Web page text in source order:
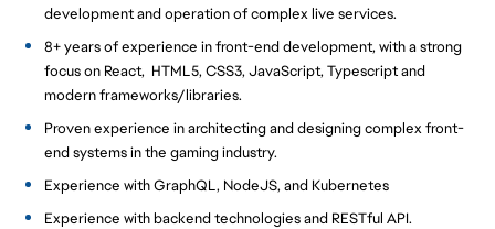
development and operation of complex live services.
8+ years of experience in front-end development, with a strong
focus on React, HTML5, CSS3, JavaScript, Typescript and
modern frameworks/libraries.
Proven experience in architecting and designing complex front-
end systems in the gaming industry.
Experience with GraphQL, NodeJS, and Kubernetes
Experience with backend technologies and RESTful API.